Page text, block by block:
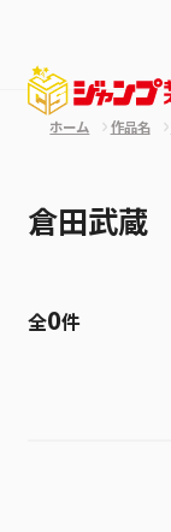
ホーム 作品名
倉田武蔵
全0件